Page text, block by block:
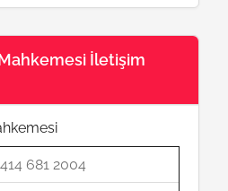
İletişim
681 2004